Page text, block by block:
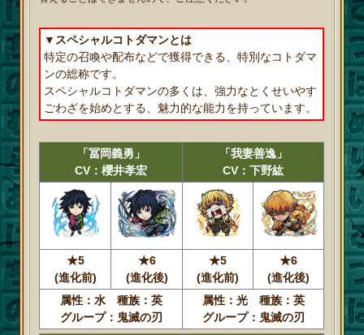
▼スペシャルコトダマンとは
特定の召喚や配布などで獲得できる、特別なコトダマ
ンの総称です。
スペシャルコトダマンの多くは、強力なとくせいやす
ごわざを始めとする、魅力的な能力を持っています。
「冨岡義勇」
CV：櫻井孝宏
「我妻善逸」
CV：下野紘
★5
(進化前)
★6
(進化後)
★5
(進化前)
★6
(進化後)
属性：水 種族：英
グループ：鬼滅の刃
属性：光 種族：英
グループ：鬼滅の刃